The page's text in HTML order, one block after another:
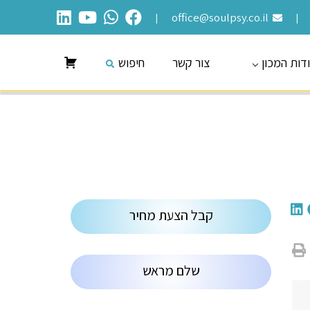
| office@soulpsy.co.il |
המכון צור קשר חיפוש
קבל הצעת מחיר
שלם מראש